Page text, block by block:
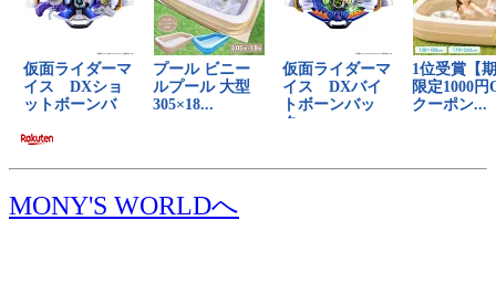
MONY'S WORLDへ